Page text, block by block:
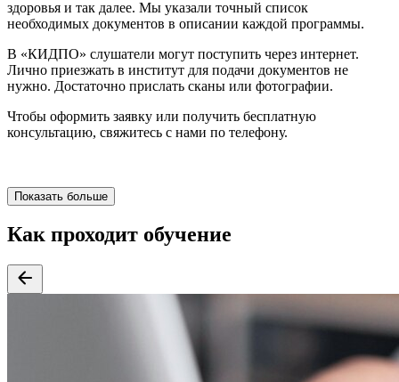
здоровья и так далее. Мы указали точный список
необходимых документов в описании каждой программы.
В «КИДПО» слушатели могут поступить через интернет.
Лично приезжать в институт для подачи документов не
нужно. Достаточно прислать сканы или фотографии.
Чтобы оформить заявку или получить бесплатную
консультацию, свяжитесь с нами по телефону.
Показать больше
Как проходит обучение